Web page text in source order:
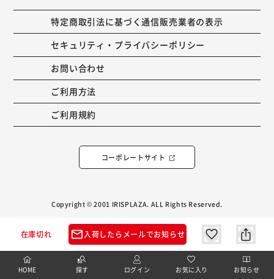
在庫切れ mail_outline入荷したらメールでお知らせ
特定商取引法に基づく通信販売業者の表示
セキュリティ・プライバシーポリシー
お問い合わせ
ご利用方法
ご利用規約
コーポレートサイト
Copyright © 2001 IRISPLAZA. ALL Rights Reserved.
HOME 探す ログイン お気に入り お知らせ